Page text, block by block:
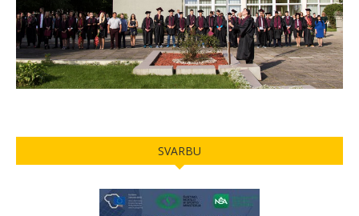
SVARBU